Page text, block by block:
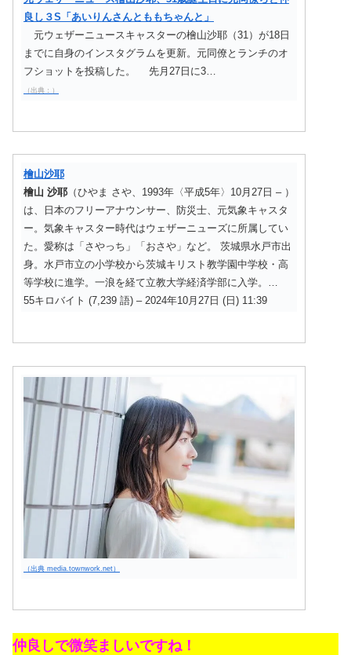
良し３S「あいりんさんとももちゃんと」
元ウェザーニュースキャスターの檜山沙耶（31）が18日
までに自身のインスタグラムを更新。元同僚とランチのオ
フショットを投稿した。 先月27日に3…
（出典：）
檜山沙耶
檜山 沙耶 （ひやま さや、1993年〈平成5年〉10月27日 – ）
は、日本のフリーアナウンサー、防災士、元気象キャスタ
ー。気象キャスター時代はウェザーニューズに所属してい
た。愛称は「さやっち」「おさや」など。 茨城県水戸市出
身。水戸市立の小学校から茨城キリスト教学園中学校・高
等学校に進学。一浪を経て立教大学経済学部に入学。…
55キロバイト (7,239 語) – 2024年10月27日 (日) 11:39
（出典 media.townwork.net）
仲良しで微笑ましいですね！